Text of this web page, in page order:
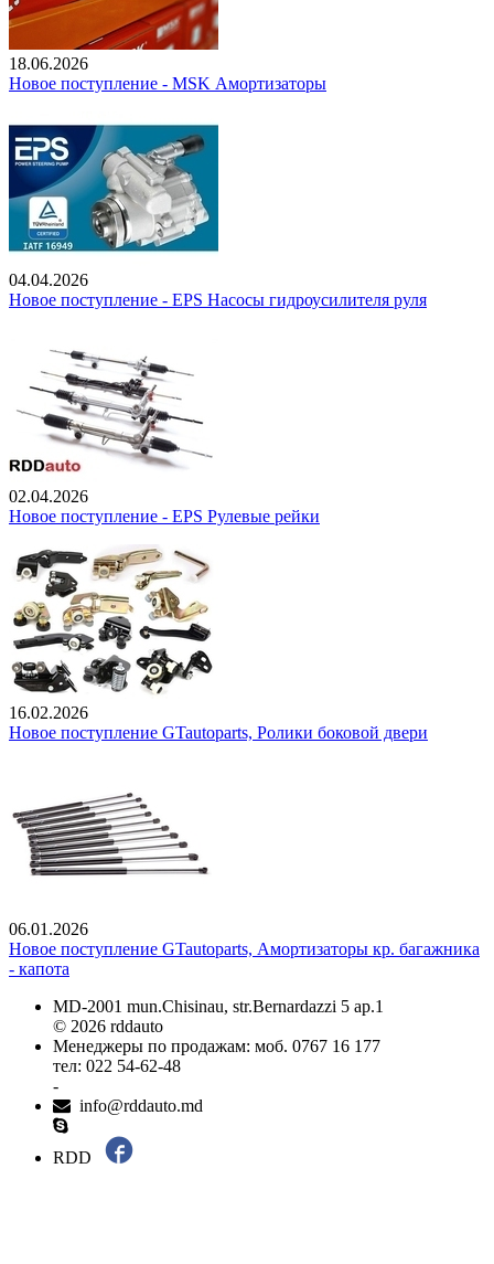
18.06.2026
Новое поступление - MSK Амортизаторы
04.04.2026
Новое поступление - EPS Насосы гидроусилителя руля
02.04.2026
Новое поступление - EPS Рулевые рейки
16.02.2026
Новое поступление GTautoparts, Ролики боковой двери
06.01.2026
Новое поступление GTautoparts, Амортизаторы кр. багажника
- капота
MD-2001 mun.Chisinau, str.Bernardazzi 5 ap.1
© 2026 rddauto
Менеджеры по продажам: моб. 0767 16 177
тел: 022 54-62-48
-
info@rddauto.md
RDD